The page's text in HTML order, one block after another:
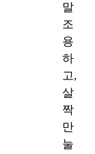
말
조
용
하
고,
살
짝
만
눌